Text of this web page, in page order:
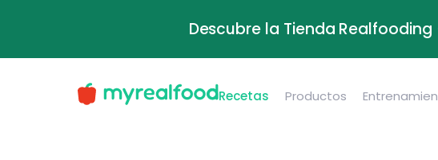
Descubre la Tienda
Recetas Productos